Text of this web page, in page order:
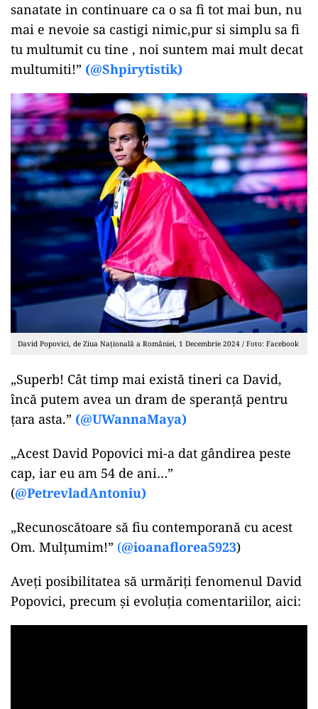
sanatate in continuare ca o sa fi tot mai bun, nu
mai e nevoie sa castigi nimic,pur si simplu sa fi
tu multumit cu tine , noi suntem mai mult decat
multumiti!” (@Shpirytistik)
David Popovici, de Ziua Națională a României, 1 Decembrie 2024 / Foto: Facebook
„Superb! Cât timp mai există tineri ca David,
încă putem avea un dram de speranță pentru
țara asta.” (@UWannaMaya)
„Acest David Popovici mi-a dat gândirea peste
cap, iar eu am 54 de ani…”
(@PetrevladAntoniu)
„Recunoscătoare să fiu contemporană cu acest
Om. Mulțumim!” (@ioanaflorea5923)
Aveți posibilitatea să urmăriți fenomenul David
Popovici, precum și evoluția comentariilor, aici: